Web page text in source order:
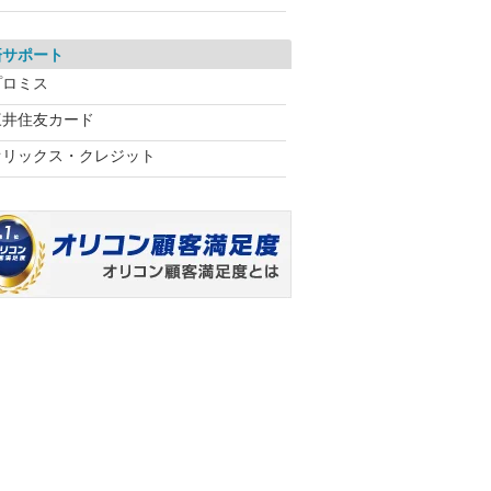
ポート
ミス
住友カード
ックス・クレジット